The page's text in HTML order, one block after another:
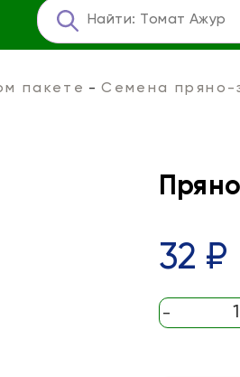
пакете
Семена пряно-
32 ₽
-